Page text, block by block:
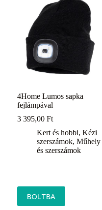
4Home Lumos sapka
fejlámpával
3 395,00Ft
Kert és hobbi,Kézi
szerszámok,Műhely
és szerszámok
BOLTBA